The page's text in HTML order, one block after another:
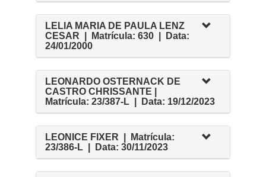
LELIA MARIA DE PAULA LENZ
CESAR | Matrícula: 630 | Data:
24/01/2000
LEONARDO OSTERNACK DE
CASTRO CHRISSANTE |
Matrícula: 23/387-L | Data: 19/12/2023
LEONICE FIXER | Matrícula:
23/386-L | Data: 30/11/2023